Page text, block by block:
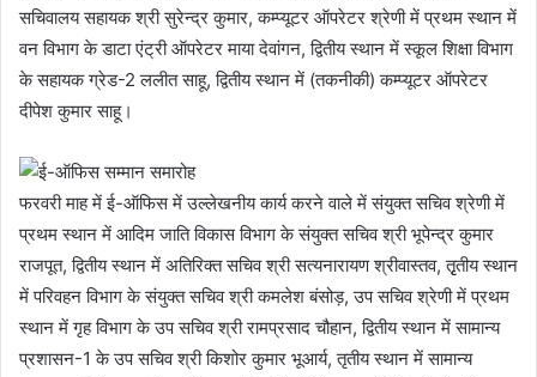
सचिवालय सहायक श्री सुरेन्द्र कुमार, कम्प्यूटर ऑपरेटर श्रेणी में प्रथम स्थान में
वन विभाग के डाटा एंट्री ऑपरेटर माया देवांगन, द्वितीय स्थान में स्कूल शिक्षा विभाग
के सहायक ग्रेड-2 ललीत साहू, द्वितीय स्थान में (तकनीकी) कम्प्यूटर ऑपरेटर
दीपेश कुमार साहू।
फरवरी माह में ई-ऑफिस में उल्लेखनीय कार्य करने वाले में संयुक्त सचिव श्रेणी में
प्रथम स्थान में आदिम जाति विकास विभाग के संयुक्त सचिव श्री भूपेन्द्र कुमार
राजपूत, द्वितीय स्थान में अतिरिक्त सचिव श्री सत्यनारायण श्रीवास्तव, तृृतीय स्थान
में परिवहन विभाग के संयुक्त सचिव श्री कमलेश बंसोड़, उप सचिव श्रेणी में प्रथम
स्थान में गृह विभाग के उप सचिव श्री रामप्रसाद चौहान, द्वितीय स्थान में सामान्य
प्रशासन-1 के उप सचिव श्री किशोर कुमार भूआर्य, तृतीय स्थान में सामान्य